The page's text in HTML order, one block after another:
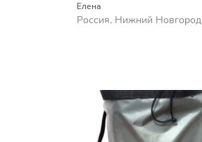
Елена
Россия, Нижний Новгород